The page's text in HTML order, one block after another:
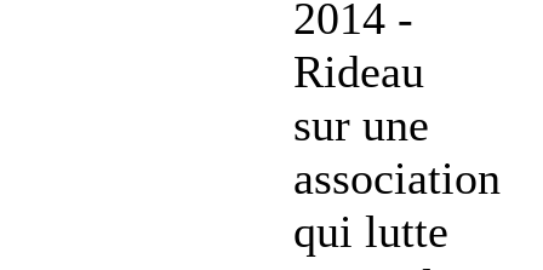
2014 -
Rideau
sur une
association
qui lutte